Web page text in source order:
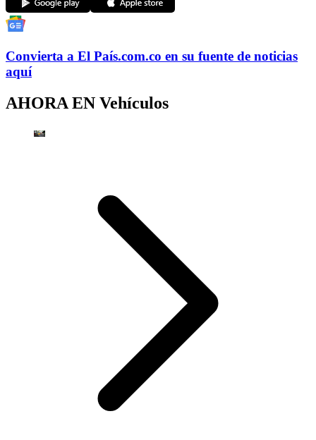
Convierta a El País.com.co en su fuente de noticias
aquí
AHORA EN Vehículos